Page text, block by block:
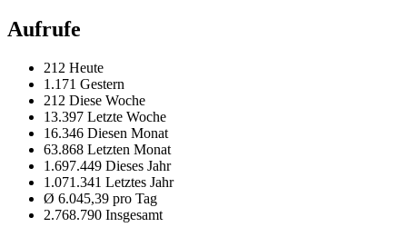
Aufrufe
212 Heute
1.171 Gestern
212 Diese Woche
13.397 Letzte Woche
16.346 Diesen Monat
63.868 Letzten Monat
1.697.449 Dieses Jahr
1.071.341 Letztes Jahr
Ø 6.045,39 pro Tag
2.768.790 Insgesamt